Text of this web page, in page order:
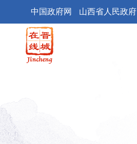
中国政府网 山西省人民政府